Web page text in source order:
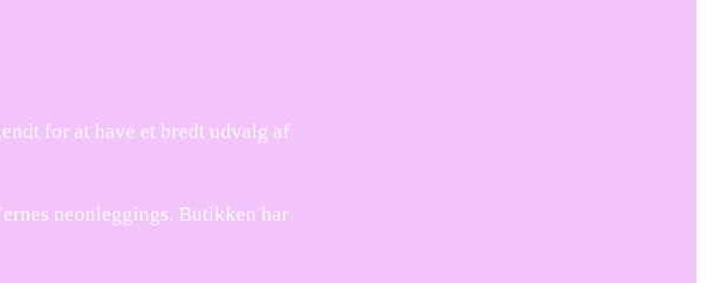
for at have et bredt udvalg af
neonleggings. Butikken har